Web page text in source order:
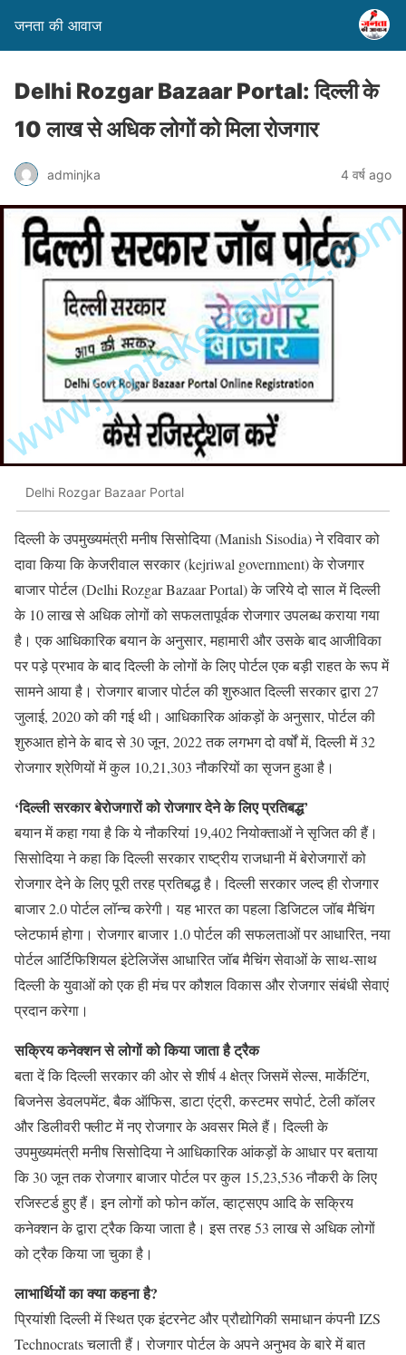
जनता की आवाज
Delhi Rozgar Bazaar Portal: दिल्ली के
10 लाख से अधिक लोगों को मिला रोजगार
adminjka 4 वर्ष ago
Delhi Rozgar Bazaar Portal
दिल्ली के उपमुख्यमंत्री मनीष सिसोदिया (Manish Sisodia) ने रविवार को
दावा किया कि केजरीवाल सरकार (kejriwal government) के रोजगार
बाजार पोर्टल (Delhi Rozgar Bazaar Portal) के जरिये दो साल में दिल्ली
के 10 लाख से अधिक लोगों को सफलतापूर्वक रोजगार उपलब्ध कराया गया
है। एक आधिकारिक बयान के अनुसार, महामारी और उसके बाद आजीविका
पर पड़े प्रभाव के बाद दिल्ली के लोगों के लिए पोर्टल एक बड़ी राहत के रूप में
सामने आया है। रोजगार बाजार पोर्टल की शुरुआत दिल्ली सरकार द्वारा 27
जुलाई, 2020 को की गई थी। आधिकारिक आंकड़ों के अनुसार, पोर्टल की
शुरुआत होने के बाद से 30 जून, 2022 तक लगभग दो वर्षों में, दिल्ली में 32
रोजगार श्रेणियों में कुल 10,21,303 नौकरियों का सृजन हुआ है।
‘दिल्ली सरकार बेरोजगारों को रोजगार देने के लिए प्रतिबद्ध’
बयान में कहा गया है कि ये नौकरियां 19,402 नियोक्ताओं ने सृजित की हैं।
सिसोदिया ने कहा कि दिल्ली सरकार राष्ट्रीय राजधानी में बेरोजगारों को
रोजगार देने के लिए पूरी तरह प्रतिबद्ध है। दिल्ली सरकार जल्द ही रोजगार
बाजार 2.0 पोर्टल लॉन्च करेगी। यह भारत का पहला डिजिटल जॉब मैचिंग
प्लेटफार्म होगा। रोजगार बाजार 1.0 पोर्टल की सफलताओं पर आधारित, नया
पोर्टल आर्टिफिशियल इंटेलिजेंस आधारित जॉब मैचिंग सेवाओं के साथ-साथ
दिल्ली के युवाओं को एक ही मंच पर कौशल विकास और रोजगार संबंधी सेवाएं
प्रदान करेगा।
सक्रिय कनेक्शन से लोगों को किया जाता है ट्रैक
बता दें कि दिल्ली सरकार की ओर से शीर्ष 4 क्षेत्र जिसमें सेल्स, मार्केटिंग,
बिजनेस डेवलपमेंट, बैक ऑफिस, डाटा एंट्री, कस्टमर सपोर्ट, टेली कॉलर
और डिलीवरी फ्लीट में नए रोजगार के अवसर मिले हैं। दिल्ली के
उपमुख्यमंत्री मनीष सिसोदिया ने आधिकारिक आंकड़ों के आधार पर बताया
कि 30 जून तक रोजगार बाजार पोर्टल पर कुल 15,23,536 नौकरी के लिए
रजिस्टर्ड हुए हैं। इन लोगों को फोन कॉल, व्हाट्सएप आदि के सक्रिय
कनेक्शन के द्वारा ट्रैक किया जाता है। इस तरह 53 लाख से अधिक लोगों
को ट्रैक किया जा चुका है।
लाभार्थियों का क्या कहना है?
प्रियांशी दिल्ली में स्थित एक इंटरनेट और प्रौद्योगिकी समाधान कंपनी IZS
Technocrats चलाती हैं। रोजगार पोर्टल के अपने अनुभव के बारे में बात